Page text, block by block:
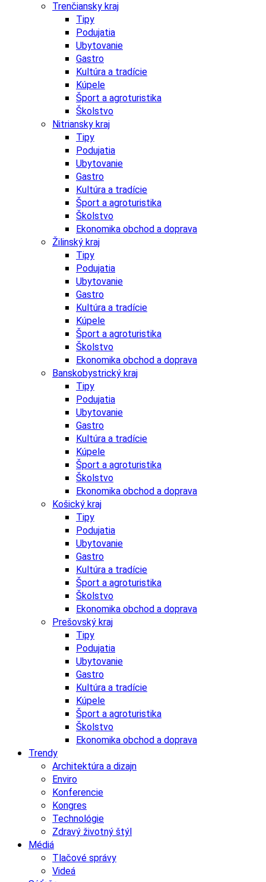
Trenčiansky kraj
Tipy
Podujatia
Ubytovanie
Gastro
Kultúra a tradície
Kúpele
Šport a agroturistika
Školstvo
Nitriansky kraj
Tipy
Podujatia
Ubytovanie
Gastro
Kultúra a tradície
Šport a agroturistika
Školstvo
Ekonomika obchod a doprava
Žilinský kraj
Tipy
Podujatia
Ubytovanie
Gastro
Kultúra a tradície
Kúpele
Šport a agroturistika
Školstvo
Ekonomika obchod a doprava
Banskobystrický kraj
Tipy
Podujatia
Ubytovanie
Gastro
Kultúra a tradície
Kúpele
Šport a agroturistika
Školstvo
Ekonomika obchod a doprava
Košický kraj
Tipy
Podujatia
Ubytovanie
Gastro
Kultúra a tradície
Šport a agroturistika
Školstvo
Ekonomika obchod a doprava
Prešovský kraj
Tipy
Podujatia
Ubytovanie
Gastro
Kultúra a tradície
Kúpele
Šport a agroturistika
Školstvo
Ekonomika obchod a doprava
Trendy
Architektúra a dizajn
Enviro
Konferencie
Kongres
Technológie
Zdravý životný štýl
Médiá
Tlačové správy
Videá